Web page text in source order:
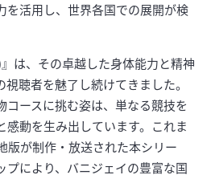
を活用し、世界各国での展開が検
は、その卓越した身体能力と精神
聴者を魅了し続けてきました。
コースに挑む姿は、単なる競技を
感動を生み出しています。これま
版が制作・放送された本シリー
プにより、バニジェイの豊富な国